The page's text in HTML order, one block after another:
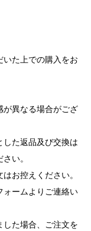
た上での購入をお
が異なる場合がござ
した返品及び交換は
い。
お控えください。
ームよりご連絡い
た場合、ご注文を